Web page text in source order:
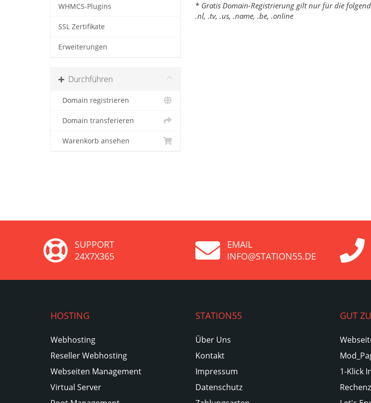
WHMCS-Plugins
SSL Zertifikate
Erweiterungen
Durchführen
Domain registrieren
Domain transferieren
Warenkorb ansehen
* Gratis Domain-Registrierung gilt nur für die
.nl, .tv, .us, .name, .be, .online
SUPPORT
24X7X365
EMAIL
INFO@STATION55.DE
HOSTING
Webhosting
Reseller Webhosting
Webseiten Management
Virtual Server
STATION55
Über Uns
Kontakt
Impressum
Datenschutz
GUT
1-Klick